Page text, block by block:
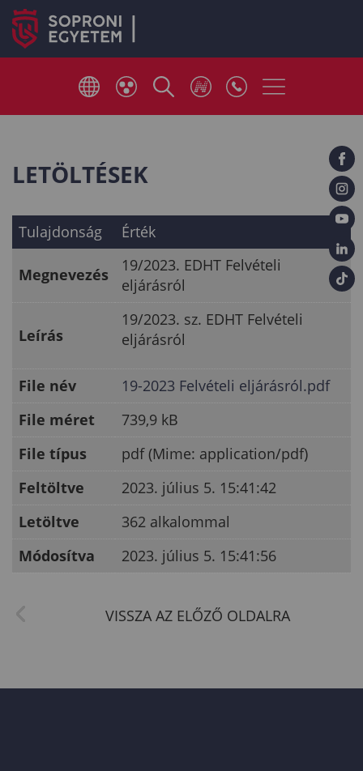
LETÖLTÉSEK
Tulajdonság Érték
Megnevezés
19/2023. EDHT Felvételi
eljárásról
Leírás
19/2023. sz. EDHT Felvételi
eljárásról
File név
19-2023 Felvételi eljárásról.pdf
File méret
739,9 kB
File típus
pdf (Mime: application/pdf)
Feltöltve
2023. július 5. 15:41:42
Letöltve
362 alkalommal
Módosítva
2023. július 5. 15:41:56